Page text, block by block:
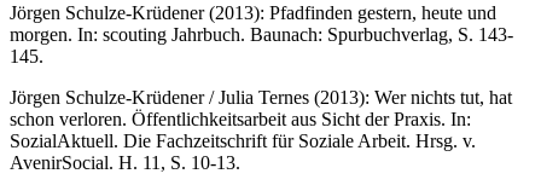
Jörgen Schulze-Krüdener (2013): Pfadfinden gestern, heute und
morgen. In: scouting Jahrbuch. Baunach: Spurbuchverlag, S. 143-
145.
Jörgen Schulze-Krüdener / Julia Ternes (2013): Wer nichts tut, hat
schon verloren. Öffentlichkeitsarbeit aus Sicht der Praxis. In:
SozialAktuell. Die Fachzeitschrift für Soziale Arbeit. Hrsg. v.
AvenirSocial. H. 11, S. 10-13.